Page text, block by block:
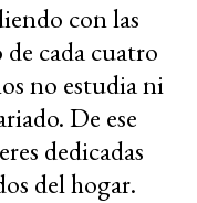
con las
cada cuatro
no estudia ni
De ese
dedicadas
del hogar.